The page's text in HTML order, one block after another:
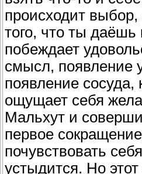
происходит
того, что ты даёшь
побеждает
смысл, появление
появление
ощущает себя
Мальхут и
первое
почувствовать
устыдится. Но